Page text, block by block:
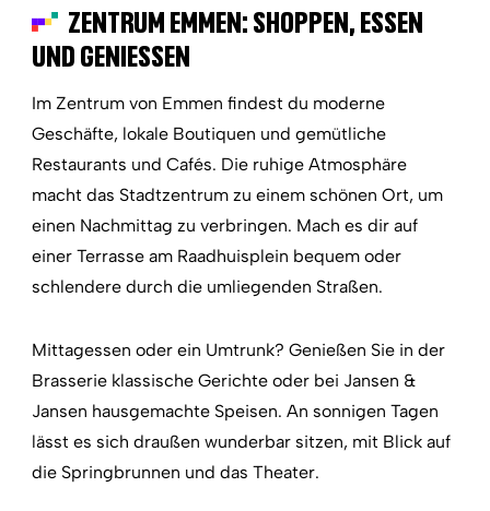
ZENTRUM EMMEN: SHOPPEN, ESSEN
UND GENIESSEN
Im Zentrum von Emmen findest du moderne
Geschäfte, lokale Boutiquen und gemütliche
Restaurants und Cafés. Die ruhige Atmosphäre
macht das Stadtzentrum zu einem schönen Ort, um
einen Nachmittag zu verbringen. Mach es dir auf
einer Terrasse am Raadhuisplein bequem oder
schlendere durch die umliegenden Straßen.
Mittagessen oder ein Umtrunk? Genießen Sie in der
Brasserie klassische Gerichte oder bei Jansen &
Jansen hausgemachte Speisen. An sonnigen Tagen
lässt es sich draußen wunderbar sitzen, mit Blick auf
die Springbrunnen und das Theater.